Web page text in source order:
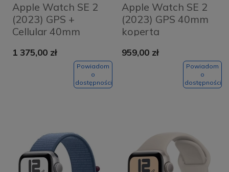
Apple Watch SE 2
(2023) GPS +
Cellular 40mm
aluminiowa
Starlight + pasek
Starlight Sport
1 375,00 zł
Powiadom
o
dostępności
Apple Watch SE 2
(2023) GPS 40mm
koperta
pasek Storm Blue
Sport Band S/M
959,00 zł
Powiadom
o
dostępności